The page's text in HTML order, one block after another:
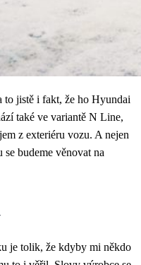
to jistě i fakt, že ho Hyundai
také ve variantě N Line,
z exteriéru vozu. A nejen
budeme věnovat na
je tolik, že kdyby mi někdo